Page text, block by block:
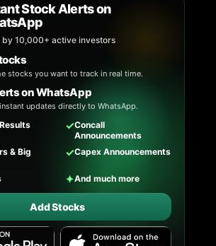
Stock Alerts on
by 10,000+ active investors
stocks you want to track in real time.
on WhatsApp
updates directly to WhatsApp.
✓Concall
Announcements
& Big
✓Capex Announcements
✦And much more
Add Stocks